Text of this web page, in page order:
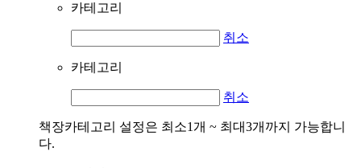
카테고리
취소
카테고리
취소
책장카테고리 설정은 최소1개 ~ 최대3개까지 가능합니
다.